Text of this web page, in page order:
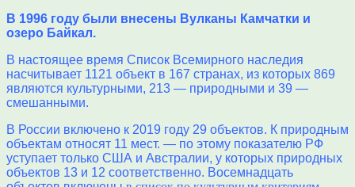
В 1996 году были внесены Вулканы Камчатки и
озеро Байкал.
В настоящее время Список Всемирного наследия
насчитывает 1121 объект в 167 странах, из которых 869
являются культурными, 213 — природными и 39 —
смешанными.
В России включено к 2019 году 29 объектов. К природным
объектам относят 11 мест. — по этому показателю РФ
уступает только США и Австралии, у которых природных
объектов 13 и 12 соответственно. Восемнадцать